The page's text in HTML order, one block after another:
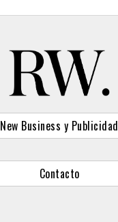
New Business y Publicidad
Contacto